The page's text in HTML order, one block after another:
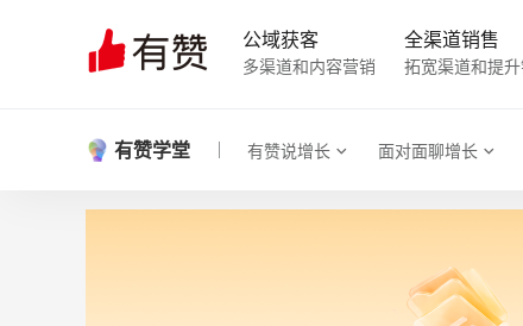
公域获客
多渠道和内容营销
全渠道销售
拓宽渠道和提
有赞学堂 有赞说增长 面对面聊增长